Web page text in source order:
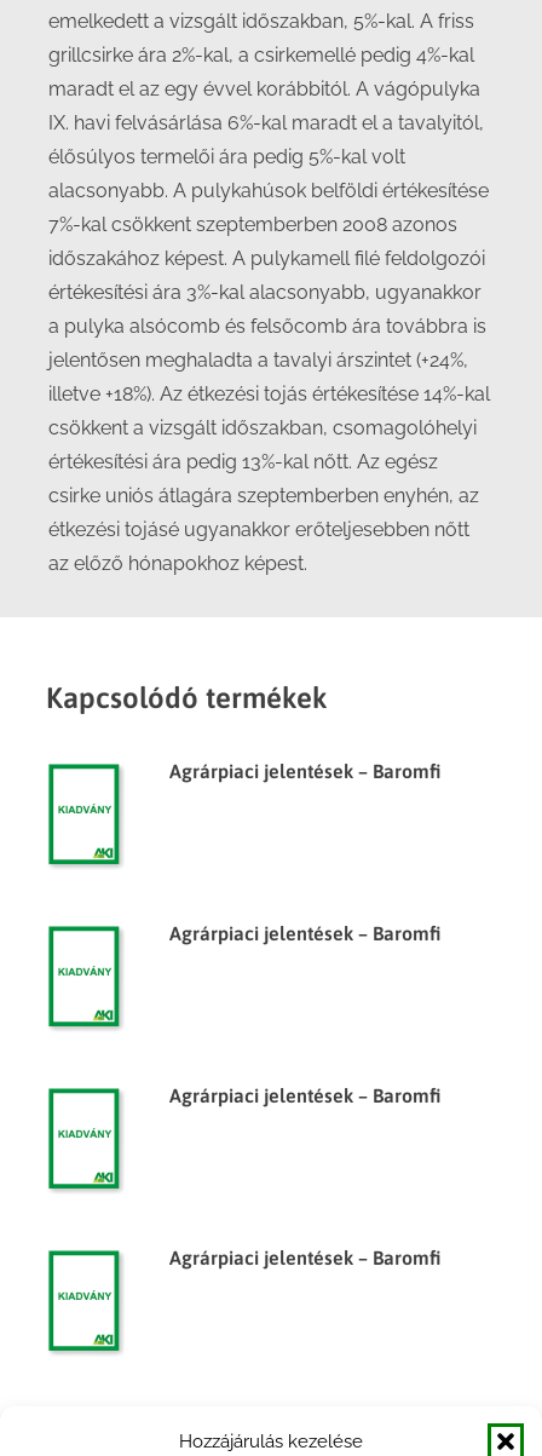
Hozzájárulás kezelése
emelkedett a vizsgált időszakban, 5%-kal. A friss
grillcsirke ára 2%-kal, a csirkemellé pedig 4%-kal
maradt el az egy évvel korábbitól. A vágópulyka
IX. havi felvásárlása 6%-kal maradt el a tavalyitól,
élősúlyos termelői ára pedig 5%-kal volt
alacsonyabb. A pulykahúsok belföldi értékesítése
7%-kal csökkent szeptemberben 2008 azonos
időszakához képest. A pulykamell filé feldolgozói
értékesítési ára 3%-kal alacsonyabb, ugyanakkor
a pulyka alsócomb és felsőcomb ára továbbra is
jelentősen meghaladta a tavalyi árszintet (+24%,
illetve +18%). Az étkezési tojás értékesítése 14%-kal
csökkent a vizsgált időszakban, csomagolóhelyi
értékesítési ára pedig 13%-kal nőtt. Az egész
csirke uniós átlagára szeptemberben enyhén, az
étkezési tojásé ugyanakkor erőteljesebben nőtt
az előző hónapokhoz képest.
Kapcsolódó termékek
Agrárpiaci jelentések – Baromfi
Agrárpiaci jelentések – Baromfi
Agrárpiaci jelentések – Baromfi
Agrárpiaci jelentések – Baromfi